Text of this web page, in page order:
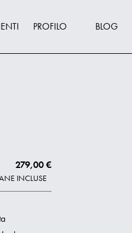
PROFILO BLOG
279,00 €
INCLUSE